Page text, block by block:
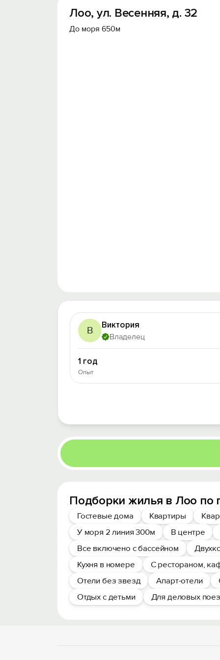
Лоо, ул. Весенняя, д. 32
До моря 650м
В Виктория
Владелец
1 год
Опыт
Подборки жилья в Лоо по
Гостевые дома Квартиры
У моря 2 линия 300м
В центре
Все включено с бассейном
Кухня в номере
С рестораном,
Отели без звезд
Апарт-отели
Отдых с детьми
Для деловых